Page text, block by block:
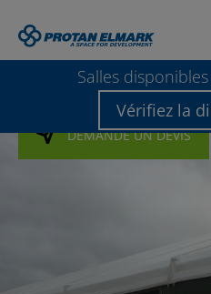
Salles
Vérifiez la
DEMANDE UN DEVIS